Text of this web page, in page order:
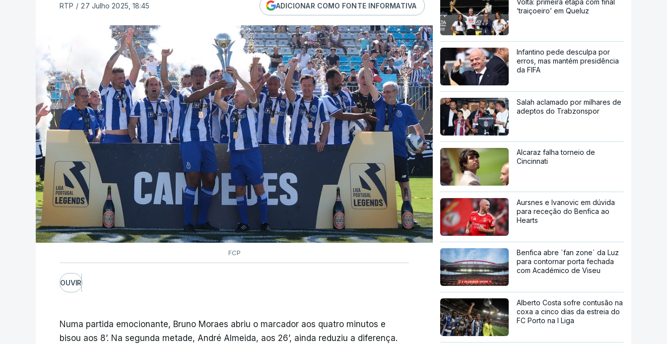
RTP / 27 Julho 2025, 18:45 ADICIONAR COMO FONTE INFORMATIVA
FCP
OUVIR
Numa partida emocionante, Bruno Moraes abriu o marcador aos quatro minutos e
bisou aos 8’. Na segunda metade, André Almeida, aos 26’, ainda reduziu a diferença.
Volta: primeira etapa com final
‘traiçoeiro’ em Queluz
Infantino pede desculpa por
erros, mas mantém presidência
da FIFA
Salah aclamado por milhares de
adeptos do Trabzonspor
Alcaraz falha torneio de
Cincinnati
Aursnes e Ivanovic em dúvida
para receção do Benfica ao
Hearts
Benfica abre `fan zone` da Luz
para contornar porta fechada
com Académico de Viseu
Alberto Costa sofre contusão na
coxa a cinco dias da estreia do
FC Porto na I Liga